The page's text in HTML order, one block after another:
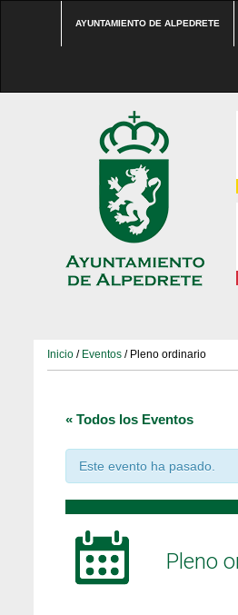
AYUNTAMIENTO DE ALPEDRETE
Inicio / Eventos / Pleno ordinario
« Todos los Eventos
Este evento ha pasado.
Pleno